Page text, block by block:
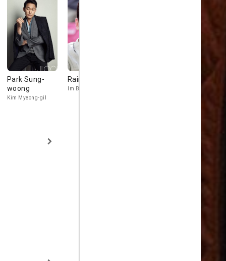
Park Sung-
woong
Kim Myeong-gil
Rain
Im Baek-jeong